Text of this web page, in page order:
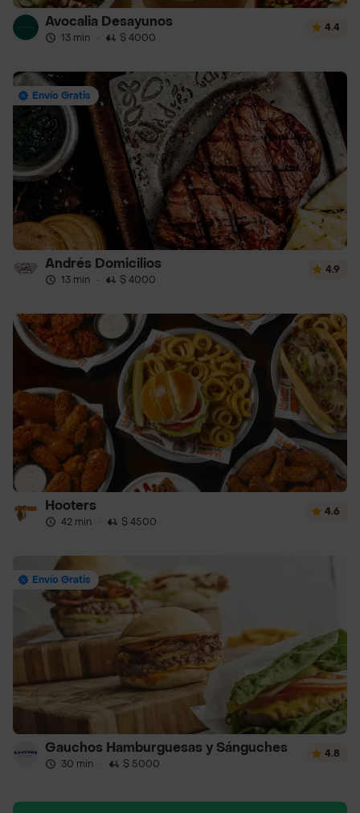
Avocalia Desayunos
13 min · $ 4000
4.4
Envío Gratis
Andrés Domicilios
13 min · $ 4000
4.9
Hooters
42 min · $ 4500
4.6
Envío Gratis
Gauchos Hamburguesas y Sánguches
30 min · $ 5000
4.8